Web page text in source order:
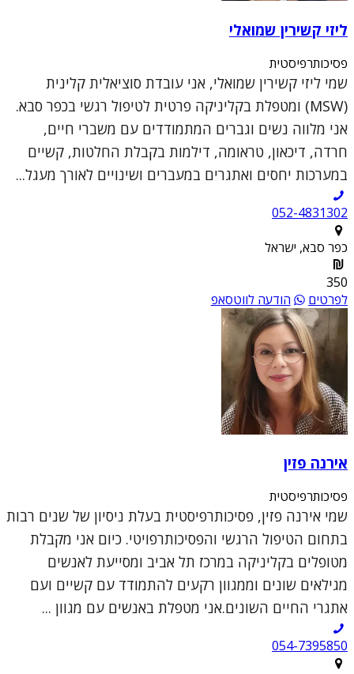
ליזי קשירין שמואלי
פסיכותרפיסטית
שמי ליזי קשירין שמואלי, אני עובדת סוציאלית קלינית
(MSW) ומטפלת בקליניקה פרטית לטיפול רגשי בכפר סבא.
אני מלווה נשים וגברים המתמודדים עם משברי חיים,
חרדה, דיכאון, טראומה, דילמות בקבלת החלטות, קשיים
במערכות יחסים ואתגרים במעברים ושינויים לאורך מעגל...
052-4831302
כפר סבא, ישראל
350
לפרטים
הודעה לווטסאפ
אירנה פזין
פסיכותרפיסטית
שמי אירנה פזין, פסיכותרפיסטית בעלת ניסיון של שנים רבות
בתחום הטיפול הרגשי והפסיכותרפויטי. כיום אני מקבלת
מטופלים בקליניקה במרכז תל אביב ומסייעת לאנשים
מגילאים שונים וממגוון רקעים להתמודד עם קשיים ועם
אתגרי החיים השונים.אני מטפלת באנשים עם מגוון ...
054-7395850